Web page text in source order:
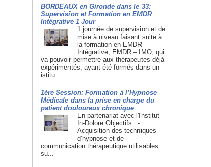
BORDEAUX en Gironde dans le 33:
Supervision et Formation en EMDR
Intégrative 1 Jour
1 journée de supervision et de
mise à niveau faisant suite à
la formation en EMDR
Intégrative, EMDR – IMO, qui
va pouvoir permettre aux thérapeutes déjà
expérimentés, ayant été formés dans un
istitu...
1ère Session: Formation à l’Hypnose
Médicale dans la prise en charge du
patient douloureux chronique
En partenariat avec l'Institut
In-Dolore Objectifs : -
Acquisition des techniques
d’hypnose et de
communication thérapeutique utilisables
su...